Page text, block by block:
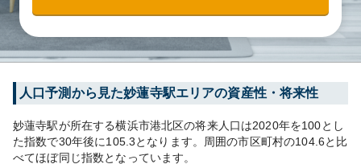
人口予測から見た妙蓮寺駅エリアの資産性・将来性
妙蓮寺駅が所在する横浜市港北区の将来人口は2020年を100とし
た指数で30年後に105.3となります。 周囲の市区町村の104.6と比
べてほぼ同じ指数となっています。